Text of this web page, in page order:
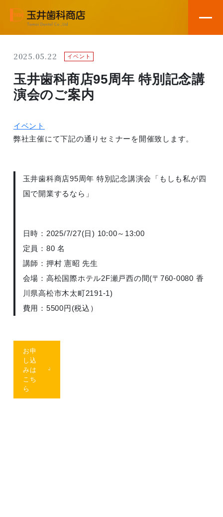
2025.05.22 イベント
玉井歯科商店95周年 特別記念講
演会のご案内
イベント
弊社主催にて下記の通りセミナーを開催致します。
玉井歯科商店95周年 特別記念講演会「もしも私が四
国で開業するなら」
日時：2025/7/27(日) 10:00～13:00
定員：80 名
講師：押村 憲昭 先生
会場：高松国際ホテル2F瀬戸西の間(〒760-0080 香
川県高松市木太町2191-1)
費用：5500円(税込）
お申
し込
みは
こち
ら